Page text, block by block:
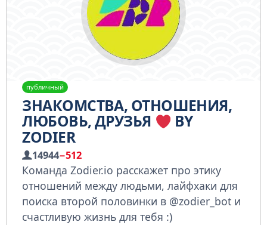
публичный
ЗНАКОМСТВА, ОТНОШЕНИЯ,
ЛЮБОВЬ, ДРУЗЬЯ
BY
ZODIER
14944−512
Команда Zodier.io расскажет про этику
отношений между людьми, лайфхаки для
поиска второй половинки в @zodier_bot и
счастливую жизнь для тебя :)